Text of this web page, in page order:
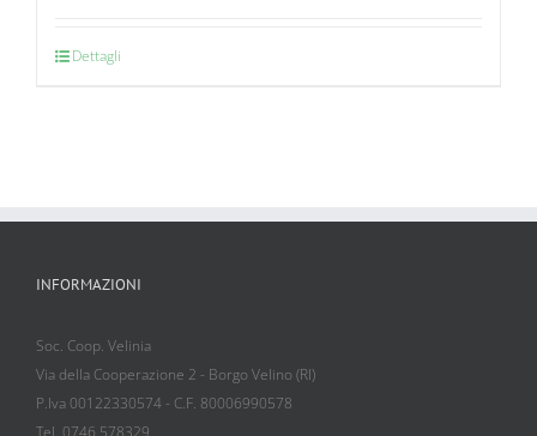
Dettagli
INFORMAZIONI
Soc. Coop. Velinia
Via della Cooperazione 2 - Borgo Velino (RI)
P.Iva 00122330574 - C.F. 80006990578
Tel. 0746.578329